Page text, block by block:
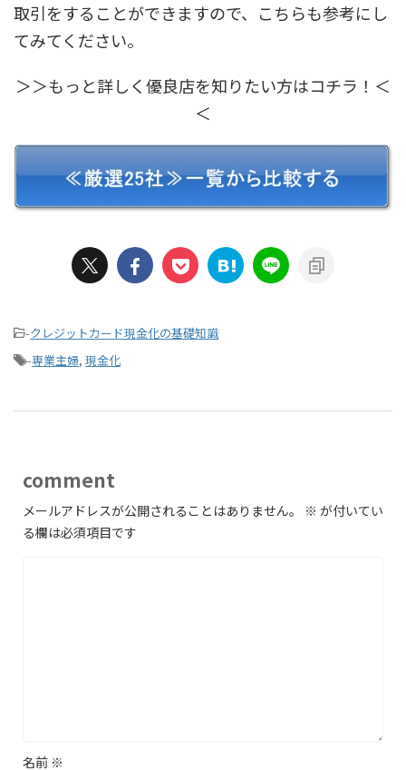
取引をすることができますので、こちらも参考にし
てみてください。
＞＞もっと詳しく優良店を知りたい方はコチラ！＜
＜
-クレジットカード現金化の基礎知識
-専業主婦, 現金化
comment
メールアドレスが公開されることはありません。 ※ が付いてい
る欄は必須項目です
名前 ※